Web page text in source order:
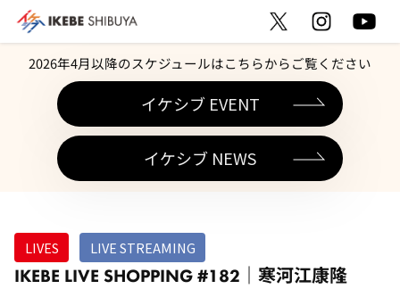
2026年4月以降のスケジュールはこちらからご覧ください
イケシブ EVENT
イケシブ NEWS
LIVES LIVE STREAMING
IKEBE LIVE SHOPPING #182｜寒河江康隆